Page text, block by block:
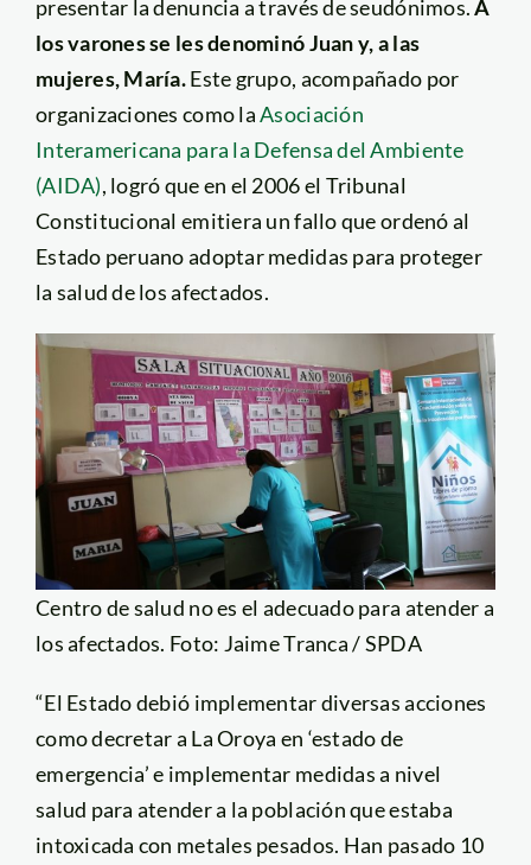
presentar la denuncia a través de seudónimos.A
los varones se les denominó Juan y, a las
mujeres, María.Este grupo, acompañado por
organizaciones como laAsociación
Interamericana para la Defensa del Ambiente
(AIDA), logró que en el 2006 el Tribunal
Constitucional emitiera un fallo que ordenó al
Estado peruano adoptar medidas para proteger
la salud de los afectados.
Centro de salud no es el adecuado para atender a
los afectados. Foto: Jaime Tranca / SPDA
“El Estado debió implementar diversas acciones
como decretar a La Oroya en ‘estado de
emergencia’ e implementar medidas a nivel
salud para atender a la población que estaba
intoxicada con metales pesados. Han pasado 10